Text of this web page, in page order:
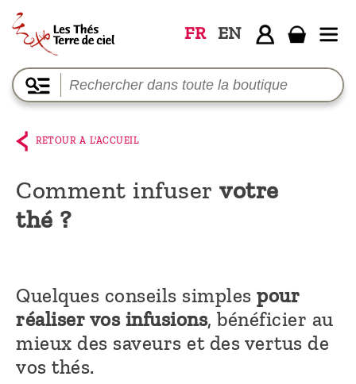
FR EN
Accueil
La
boutique
Ciel
Parmi les
Qui
sommes-
nous ?
Découvrir
RETOUR A L'ACCUEIL
Comment infuser votre
thé ?
Quelques conseils simples pour
réaliser vos infusions, bénéficier au
mieux des saveurs et des vertus de
vos thés.